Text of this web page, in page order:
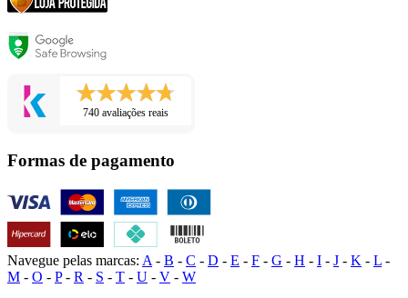
740 avaliações reais
Formas de pagamento
Navegue pelas marcas: A - B - C - D - E - F - G - H - I - J - K - L -
M - O - P- R - S - T - U - V - W